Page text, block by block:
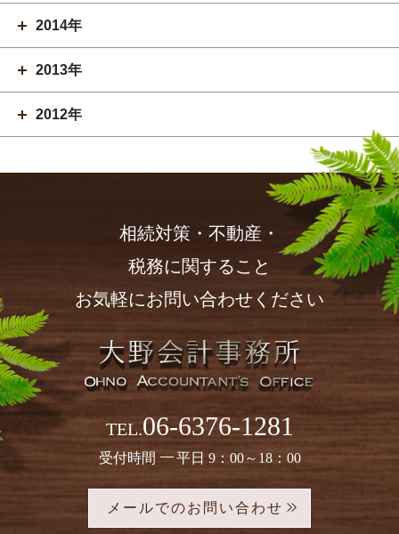
2014年
2013年
2012年
相続対策・不動産・
税務に関すること
お気軽にお問い合わせください
TEL.06-6376-1281
受付時間 平日 9：00～18：00
メールでのお問い合わせ